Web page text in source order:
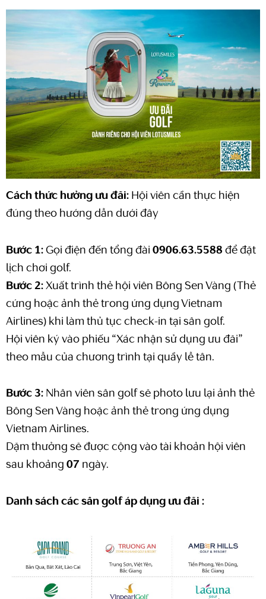
Cách thức hưởng ưu đãi: Hội viên cần thực hiện
đúng theo hướng dẫn dưới đây
Bước 1: Gọi điện đến tổng đài 0906.63.5588 để đặt
lịch chơi golf.
Bước 2: Xuất trình thẻ hội viên Bông Sen Vàng (Thẻ
cứng hoặc ảnh thẻ trong ứng dụng Vietnam
Airlines) khi làm thủ tục check-in tại sân golf.
Hội viên ký vào phiếu “Xác nhận sử dụng ưu đãi”
theo mẫu của chương trình tại quầy lễ tân.
Bước 3: Nhân viên sân golf sẽ photo lưu lại ảnh thẻ
Bông Sen Vàng hoặc ảnh thẻ trong ứng dụng
Vietnam Airlines.
Dặm thưởng sẽ được cộng vào tài khoản hội viên
sau khoảng 07 ngày.
Danh sách các sân golf áp dụng ưu đãi :